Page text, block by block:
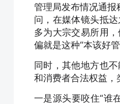
管理局发布情况通报
问，在媒体镜头抵
多为大宗交易所用
偏就是这种“本该好
同时，其他地方也
和消费者合法权益
一是源头要咬住“谁